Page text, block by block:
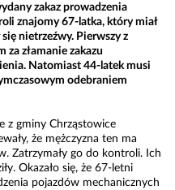
zakaz prowadzenia
znajomy 67-latka, który miał
nietrzeźwy. Pierwszy z
za złamanie zakazu
Natomiast 44-latek musi
odebraniem
z gminy Chrząstowice
że mężczyzna ten ma
Zatrzymały go do kontroli. Ich
Okazało się, że 67-letni
pojazdów mechanicznych